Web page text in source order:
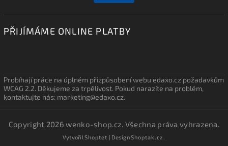
PŘIJÍMÁME ONLINE PLATBY
Probíhají práce na úplném přizpůsobení webu edaxo.cz požadavkům
WCAG 2.2. Děkujeme za trpělivost. Pokud narazíte na problém,
kontaktujte nás: marketing@edaxo.cz.
Copyright 2026wenko-shop.cz. Všechna práva vyhrazena.
VytvořilShoptet | DesignShoptak.cz.